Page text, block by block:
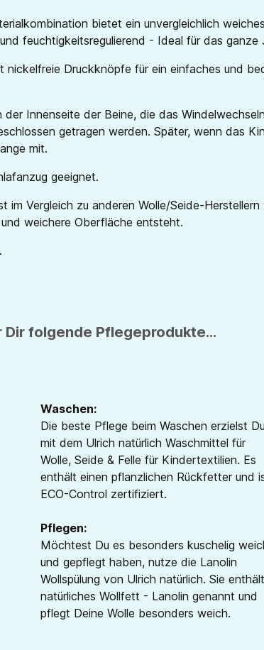
bietet ein unvergleichlich
feuchtigkeitsregulierend - Ideal für das ganze
Druckknöpfe für ein einfaches und
Innenseite der Beine, die das
getragen werden. Später, wenn das
mit.
geeignet.
im Vergleich zu anderen Wolle/Seide-
weichere Oberfläche entsteht.
folgende Pflegeprodukte...
Waschen:
Die beste Pflege beim Waschen erzielst Du
mit dem Ulrich natürlich Waschmittel für
Wolle, Seide & Felle für Kindertextilien. Es
enthält einen pflanzlichen Rückfetter und
ECO-Control zertifiziert.
Pflegen:
Möchtest Du es besonders kuschelig
und gepflegt haben, nutze die Lanolin
Wollspülung von Ulrich natürlich. Sie enthält
natürliches Wollfett - Lanolin genannt und
pflegt Deine Wolle besonders weich.